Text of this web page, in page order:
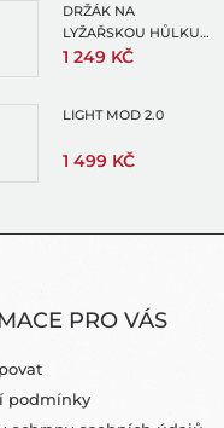
DRŽÁK NA
LYŽAŘSKOU HŮLKU
(SKI POLE MOUNT FOR
1 249 KČ
LIGHT MOD 2.0
1 499 KČ
PRO VÁS
podmínky